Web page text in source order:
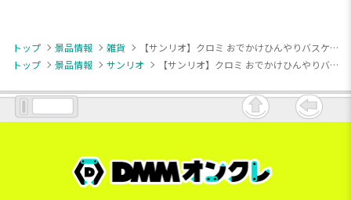
トップ 景品情報 雑貨
【サンリオ】クロミ おでかけひんやりバスケット
トップ
景品情報 サンリオ 【サンリオ】クロミ おでかけひんやりバスケット